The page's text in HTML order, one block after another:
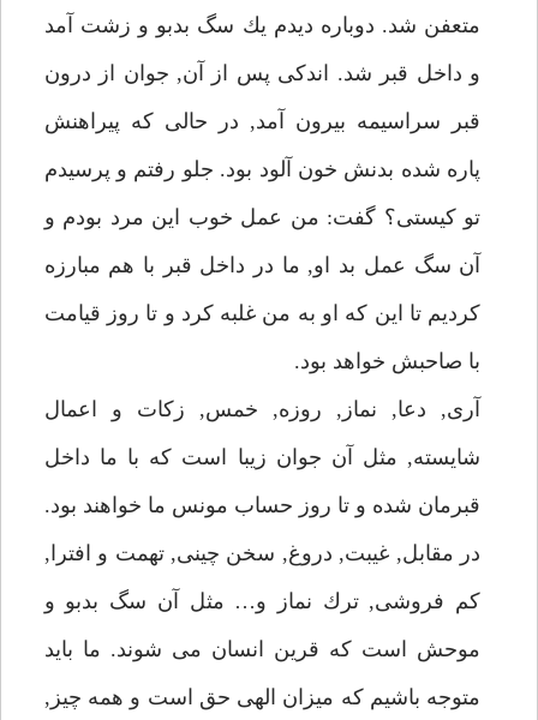
متعفن شد. دوباره ديدم يك سگ بدبو و زشت آمد
و داخل قبر شد. اندكى پس از آن, جوان از درون
قبر سراسيمه بيرون آمد, در حالى كه پيراهنش
پاره شده بدنش خون آلود بود. جلو رفتم و پرسيدم
تو كيستى؟ گفت: من عمل خوب اين مرد بودم و
آن سگ عمل بد او, ما در داخل قبر با هم مبارزه
كرديم تا اين كه او به من غلبه كرد و تا روز قيامت
با صاحبش خواهد بود.
آرى, دعا, نماز, روزه, خمس, زكات و اعمال
شايسته, مثل آن جوان زيبا است كه با ما داخل
قبرمان شده و تا روز حساب مونس ما خواهند بود.
در مقابل, غيبت, دروغ, سخن چينى, تهمت و افترا,
كم فروشى, ترك نماز و… مثل آن سگ بدبو و
موحش است كه قرين انسان مى شوند. ما بايد
متوجه باشيم كه ميزان الهى حق است و همه چيز,